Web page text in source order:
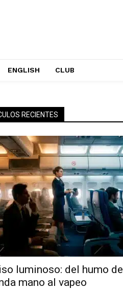
ENGLISH CLUB
RECIENTES
luminoso: del humo de
mano al vapeo